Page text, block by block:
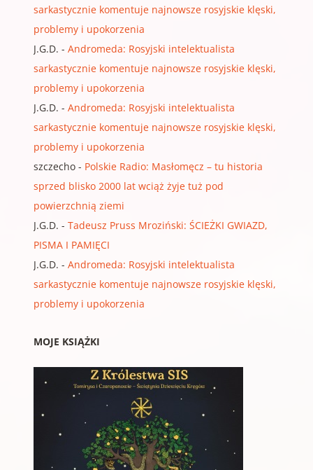
sarkastycznie komentuje najnowsze rosyjskie klęski,
problemy i upokorzenia
J.G.D. - Andromeda: Rosyjski intelektualista
sarkastycznie komentuje najnowsze rosyjskie klęski,
problemy i upokorzenia
J.G.D. - Andromeda: Rosyjski intelektualista
sarkastycznie komentuje najnowsze rosyjskie klęski,
problemy i upokorzenia
szczecho- Polskie Radio: Masłomęcz – tu historia
sprzed blisko 2000 lat wciąż żyje tuż pod
powierzchnią ziemi
J.G.D. - Tadeusz Pruss Mroziński: ŚCIEŻKI GWIAZD,
PISMA I PAMIĘCI
J.G.D. - Andromeda: Rosyjski intelektualista
sarkastycznie komentuje najnowsze rosyjskie klęski,
problemy i upokorzenia
MOJE KSIĄŻKI